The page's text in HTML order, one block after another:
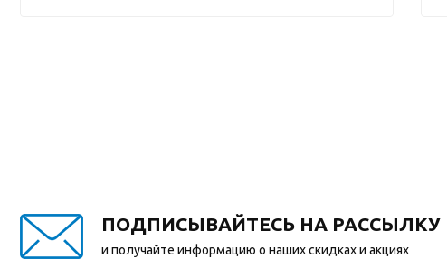
ПОДПИСЫВАЙТЕСЬ НА РАССЫЛКУ
и получайте информацию о наших скидках и акциях